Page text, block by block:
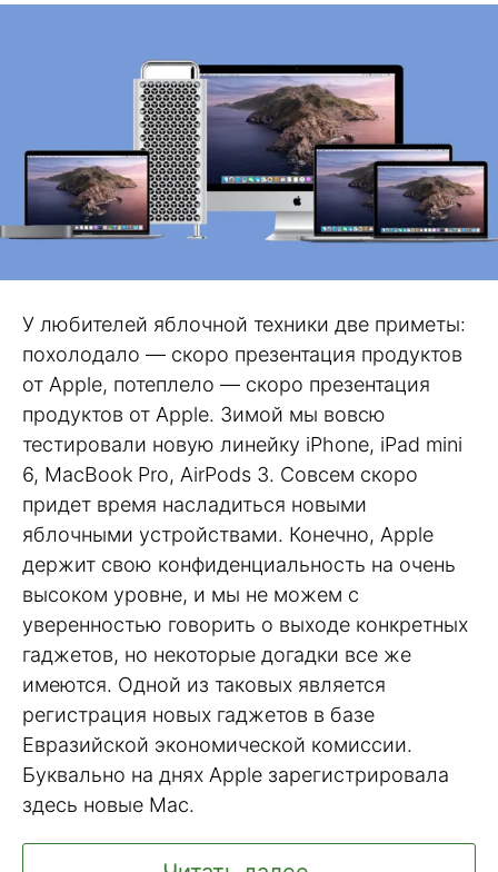
У любителей яблочной техники две приметы:
похолодало — скоро презентация продуктов
от Apple, потеплело — скоро презентация
продуктов от Apple. Зимой мы вовсю
тестировали новую линейку iPhone, iPad mini
6, MacBook Pro, AirPods 3. Совсем скоро
придет время насладиться новыми
яблочными устройствами. Конечно, Apple
держит свою конфиденциальность на очень
высоком уровне, и мы не можем с
уверенностью говорить о выходе конкретных
гаджетов, но некоторые догадки все же
имеются. Одной из таковых является
регистрация новых гаджетов в базе
Евразийской экономической комиссии.
Буквально на днях Apple зарегистрировала
здесь новые Mac.